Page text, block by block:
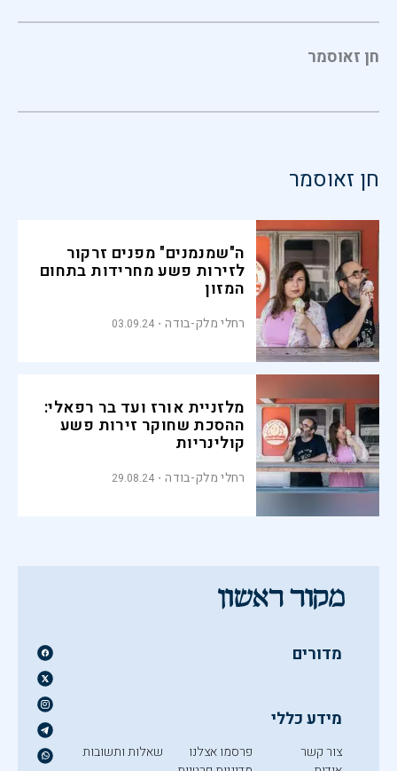
חן זאוסמר
חן זאוסמר
ה"שמנמנים" מפנים זרקור
לזירות פשע מחרידות בתחום
המזון
רחלי מלק-בודה 03.09.24
מלזניית אורז ועד בר רפאלי:
ההסכת שחוקר זירות פשע
קולינריות
רחלי מלק-בודה 29.08.24
מדורים
מידע כללי
צור קשר
פרסמו אצלנו
שאלות ותשובות